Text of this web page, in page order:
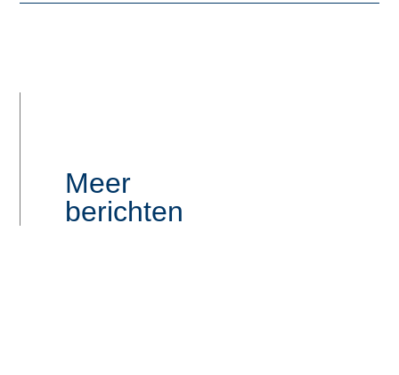
Meer
berichten